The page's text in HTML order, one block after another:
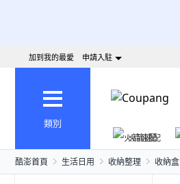
加到我的最愛 申請入駐
類別
火箭速配
酷澎首頁 生活日用 收納整理 收納盒